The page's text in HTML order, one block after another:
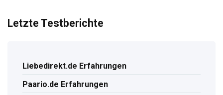
Letzte Testberichte
Liebedirekt.de Erfahrungen
Paario.de Erfahrungen